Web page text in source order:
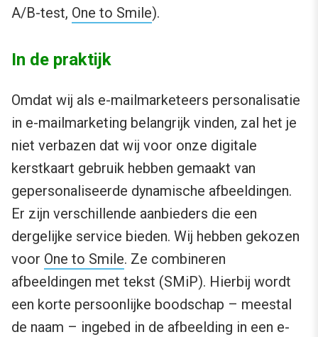
A/B-test, One to Smile).
In de praktijk
Omdat wij als e-mailmarketeers personalisatie
in e-mailmarketing belangrijk vinden, zal het je
niet verbazen dat wij voor onze digitale
kerstkaart gebruik hebben gemaakt van
gepersonaliseerde dynamische afbeeldingen.
Er zijn verschillende aanbieders die een
dergelijke service bieden. Wij hebben gekozen
voor One to Smile. Ze combineren
afbeeldingen met tekst (SMiP). Hierbij wordt
een korte persoonlijke boodschap – meestal
de naam – ingebed in de afbeelding in een e-